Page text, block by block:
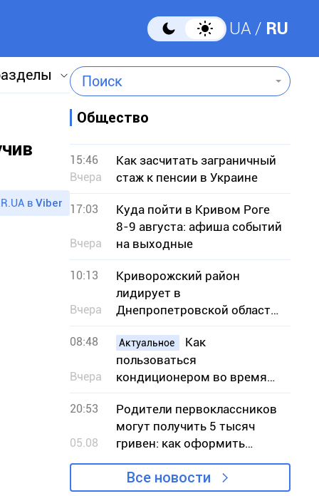
UA RU
Поиск
в Viber
Общество
15:46
Вчера
Как засчитать заграничный
стаж к пенсии в Украине
17:03
Вчера
Куда пойти в Кривом Роге
8-9 августа: афиша событий
на выходные
10:13
Вчера
Криворожский район
лидирует в
Днепропетровской области
по количеству пожаров в
экосистемах
08:48
Вчера
Актуальное
Как
пользоваться
кондиционером во время
жары, чтобы снизить риск
вынужденных отключений
света
20:53
05.08
Родители первоклассников
могут получить 5 тысяч
гривен: как оформить
«Пакет школьника»
Все новости